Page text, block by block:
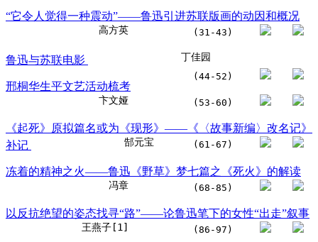
“它令人觉得一种震动”——鲁迅引进苏联版画的动因和概况
高方英 (31-43)
鲁迅与苏联电影 丁佳园
(44-52)
邢桐华生平文艺活动梳考
卞文娅 (53-60)
《起死》原拟篇名或为《现形》——《〈故事新编〉改名记》
补记
郜元宝 (61-67)
冻着的精神之火——鲁迅《野草》梦七篇之《死火》的解读
冯章 (68-85)
以反抗绝望的姿态找寻“路”——论鲁迅笔下的女性“出走”叙事
王燕子[1] (86-97)